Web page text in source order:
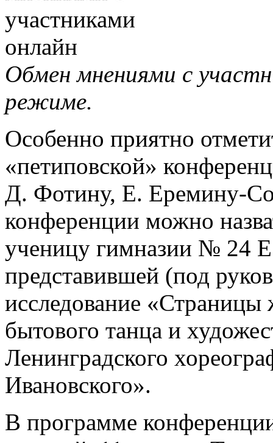
Обмен мнениями с
режиме.
Особенно приятно
«петиповской»
Д. Фотину, Е. Еремину-
конференции можно
ученицу гимназии № 24
представившей (под
исследование «Страницы
бытового танца и
Ленинградского
Ивановского».
В программе